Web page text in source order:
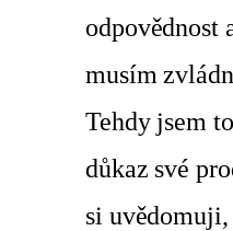
odpovědnost
musím
Tehdy jsem
důkaz své
si